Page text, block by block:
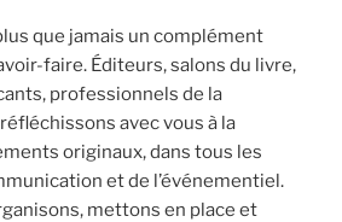
que jamais un complément
faire. Éditeurs, salons du livre,
professionnels de la
avec vous à la
originaux, dans tous les
et de l’événementiel.
mettons en place et